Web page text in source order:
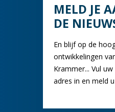
MELD JE
DE
En blijf op de
ontwikkelingen
Krammer... Vul
adres in en meld